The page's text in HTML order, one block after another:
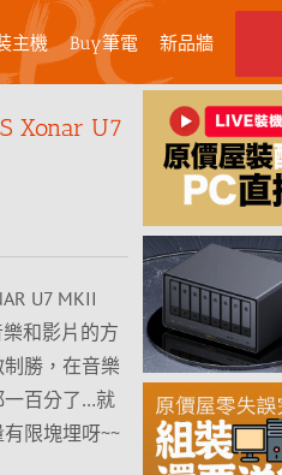
主機 Buy筆電 新品牆
Xonar U7
U7 MKII
和影片的方
勝，在音樂
一百分了…就
限塊埋呀~~